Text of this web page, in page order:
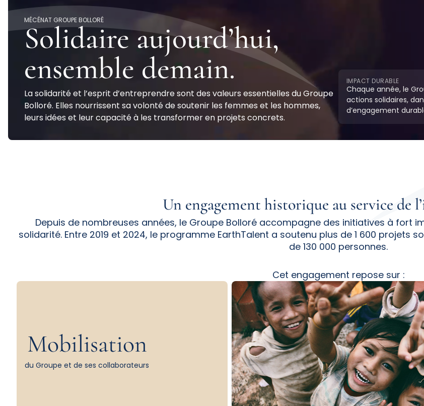
MÉCÉNAT GROUPE BOLLORÉ
Solidaireaujourd’hui,
ensemble demain.
La solidarité et l’esprit d’entreprendre sont des valeurs essentielles du Groupe
Bolloré. Elles nourrissent sa volonté de soutenir les femmes et les hommes,
leurs idées et leur capacité à les transformer en projets concrets.
IMPACT DURABLE
Chaque année, le
actions solidaires,
d’engagement
Un engagement historique au service de
Depuis de nombreuses années, le Groupe Bolloré accompagne des initiatives à fort
solidarité. Entre 2019 et 2024, le programme EarthTalent a soutenu plus de 1 600 projets
de 130 000 personnes.
Cet engagement repose sur :
Mobilisation
du Groupe et de ses collaborateurs